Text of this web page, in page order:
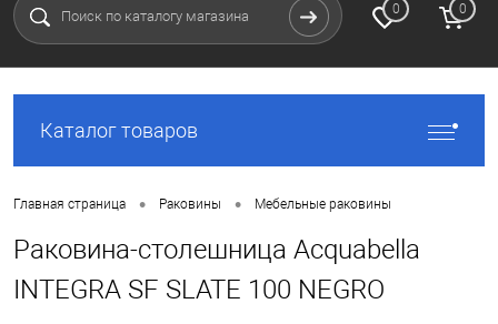
0 0
Каталог товаров
Главная страница • Раковины • Мебельные раковины
Раковина-столешница Acquabella
INTEGRA SF SLATE 100 NEGRO